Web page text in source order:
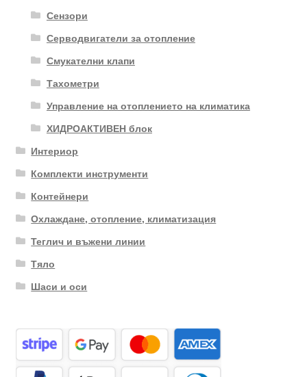
Сензори
Серводвигатели за отопление
Смукателни клапи
Тахометри
Управление на отоплението на климатика
ХИДРОАКТИВЕН блок
Интериор
Комплекти инструменти
Контейнери
Охлаждане, отопление, климатизация
Теглич и въжени линии
Тяло
Шаси и оси